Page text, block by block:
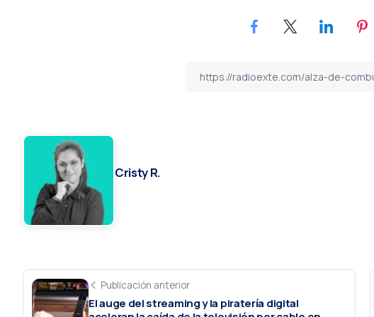
Cristy R.
Publicación anterior
El auge del streaming y la piratería digital